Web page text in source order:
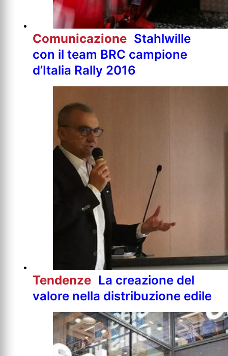
Comunicazione Stahlwille
con il team BRC campione
d’Italia Rally 2016
Tendenze La creazione del
valore nella distribuzione edile